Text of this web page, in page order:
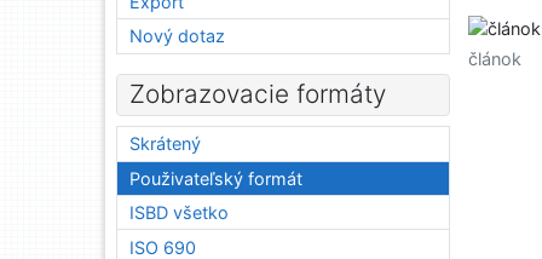
článok
Nový dotaz
Zobrazovacie formáty
Skrátený
Použivateľský formát
ISBD všetko
ISO 690